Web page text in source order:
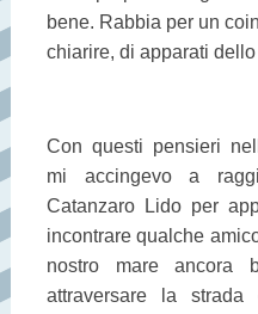
bene. Rabbia per un
chiarire, di apparati dello
Con questi pensieri
mi accingevo a
Catanzaro Lido per
incontrare qualche
nostro mare ancora
attraversare la